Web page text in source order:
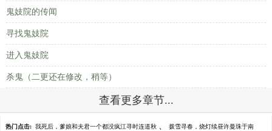
鬼妓院的传闻
寻找鬼妓院
进入鬼妓院
杀鬼（二更还在修改，稍等）
查看更多章节...
热门点击: 我死后，爹娘和夫君一个都没疯江寻时连道秋 、 拨雪寻春，烧灯续昼许曼珠于南